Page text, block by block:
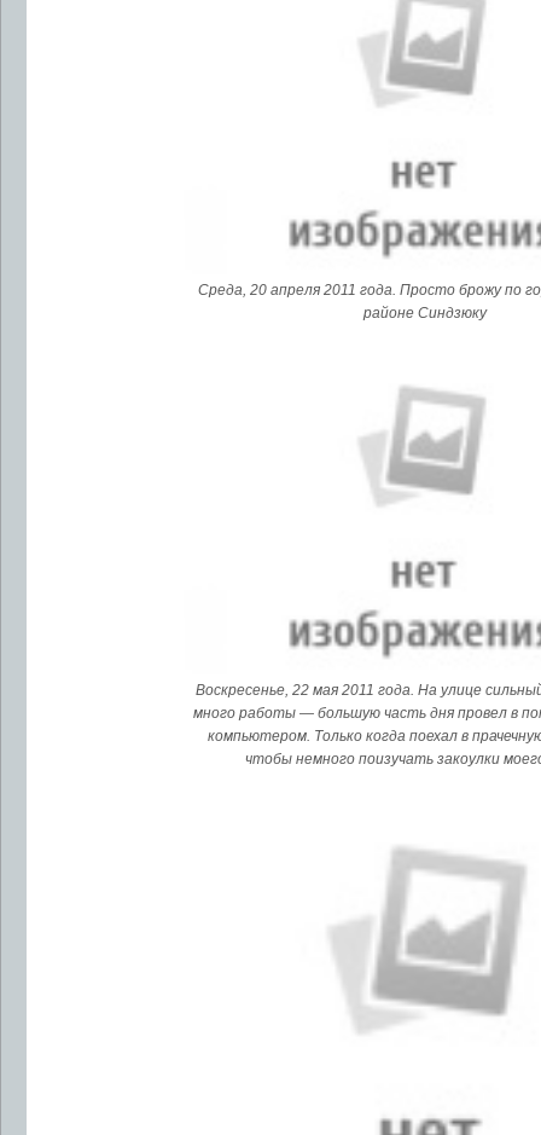
Среда, 20 апреля 2011 года. Просто брожу по
районе Синдзюку
Воскресенье, 22 мая 2011 года. На улице
много работы — большую часть дня провел в
компьютером. Только когда поехал в
чтобы немного поизучать закоулки